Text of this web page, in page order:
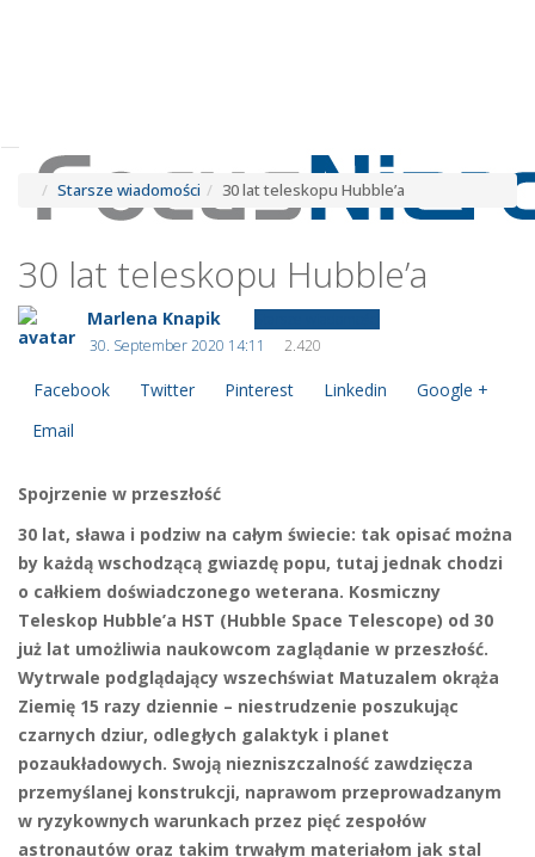
Starsze wiadomości 30 lat teleskopu Hubble’a
30 lat teleskopu Hubble’a
Marlena Knapik
30. September 2020 14:11
2.420
Facebook Twitter Pinterest Linkedin
Google +
Email
Spojrzenie w przeszłość
30 lat, sława i podziw na całym świecie: tak opisać można
by każdą wschodzącą gwiazdę popu, tutaj jednak chodzi
o całkiem doświadczonego weterana. Kosmiczny
Teleskop Hubble’a HST (Hubble Space Telescope) od 30
już lat umożliwia naukowcom zaglądanie w przeszłość.
Wytrwale podglądający wszechświat Matuzalem okrąża
Ziemię 15 razy dziennie – niestrudzenie poszukując
czarnych dziur, odległych galaktyk i planet
pozaukładowych. Swoją niezniszczalność zawdzięcza
przemyślanej konstrukcji, naprawom przeprowadzanym
w ryzykownych warunkach przez pięć zespołów
astronautów oraz takim trwałym materiałom jak stal